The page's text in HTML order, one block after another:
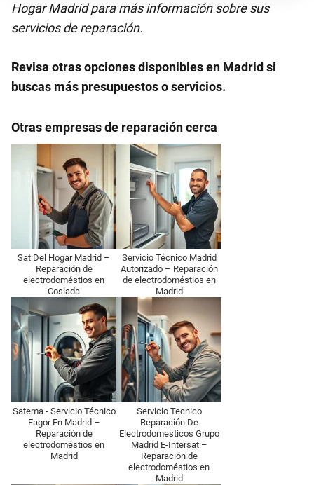
Hogar Madrid para más información sobre sus
servicios de reparación.
Revisa otras opciones disponibles en Madrid si
buscas más presupuestos o servicios.
Otras empresas de reparación cerca
Sat Del Hogar Madrid –
Reparación de
electrodoméstios en
Coslada
Servicio Técnico Madrid
Autorizado – Reparación
de electrodoméstios en
Madrid
Satema - Servicio Técnico
Fagor En Madrid –
Reparación de
electrodoméstios en
Madrid
Servicio Tecnico
Reparación De
Electrodomesticos Grupo
Madrid E-Intersat –
Reparación de
electrodoméstios en
Madrid